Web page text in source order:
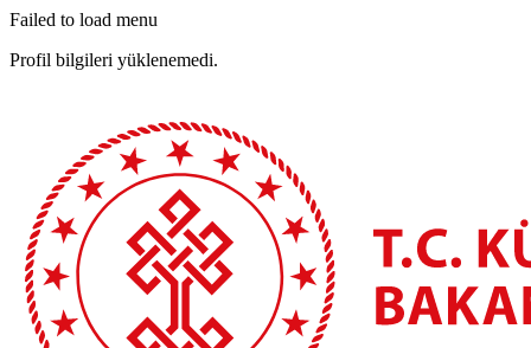
Failed to load menu
Profil bilgileri yüklenemedi.